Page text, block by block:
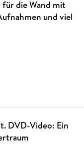
für die Wand mit
und viel
DVD-Video: Ein